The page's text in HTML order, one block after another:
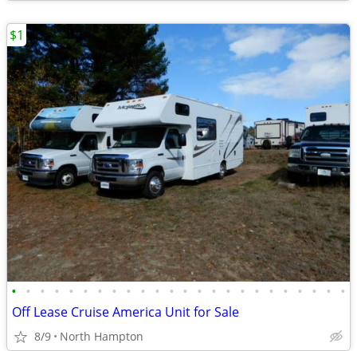
• • • • • • • • • • • • • • • • • • • • • • • •
Off Lease Cruise America Unit for Sale
8/9 North Hampton
$1